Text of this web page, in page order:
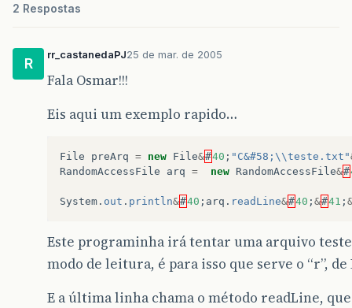
2 Respostas
R
rr_castanedaPJ25 de mar. de 2005
Fala Osmar!!!
Eis aqui um exemplo rapido…
File preArq = new File&#40 ; "C&#58;\\teste.txt"
RandomAccessFile
arq = new RandomAccessFile&#
System . out . println&#40 ; arq . readLine&#40 ; &#41 ;
Este programinha irá tentar uma arquivo
modo de leitura, é para isso que serve o “r”, de
E a última linha chama o método readLine,